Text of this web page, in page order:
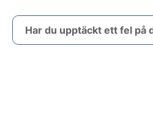
Har du upptäckt ett fel på